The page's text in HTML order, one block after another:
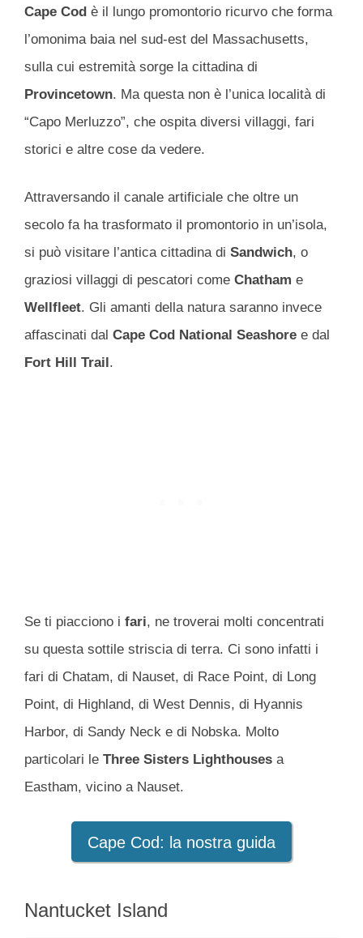
Cape Cod è il lungo promontorio ricurvo che forma
l’omonima baia nel sud-est del Massachusetts,
sulla cui estremità sorge la cittadina di
Provincetown. Ma questa non è l’unica località di
“Capo Merluzzo”, che ospita diversi villaggi, fari
storici e altre cose da vedere.
Attraversando il canale artificiale che oltre un
secolo fa ha trasformato il promontorio in un’isola,
si può visitare l’antica cittadina di Sandwich, o
graziosi villaggi di pescatori come Chatham e
Wellfleet. Gli amanti della natura saranno invece
affascinati dal Cape Cod National Seashore e dal
Fort Hill Trail.
Se ti piacciono i fari, ne troverai molti concentrati
su questa sottile striscia di terra. Ci sono infatti i
fari di Chatam, di Nauset, di Race Point, di Long
Point, di Highland, di West Dennis, di Hyannis
Harbor, di Sandy Neck e di Nobska. Molto
particolari le Three Sisters Lighthouses a
Eastham, vicino a Nauset.
Cape Cod: la nostra guida
Nantucket Island